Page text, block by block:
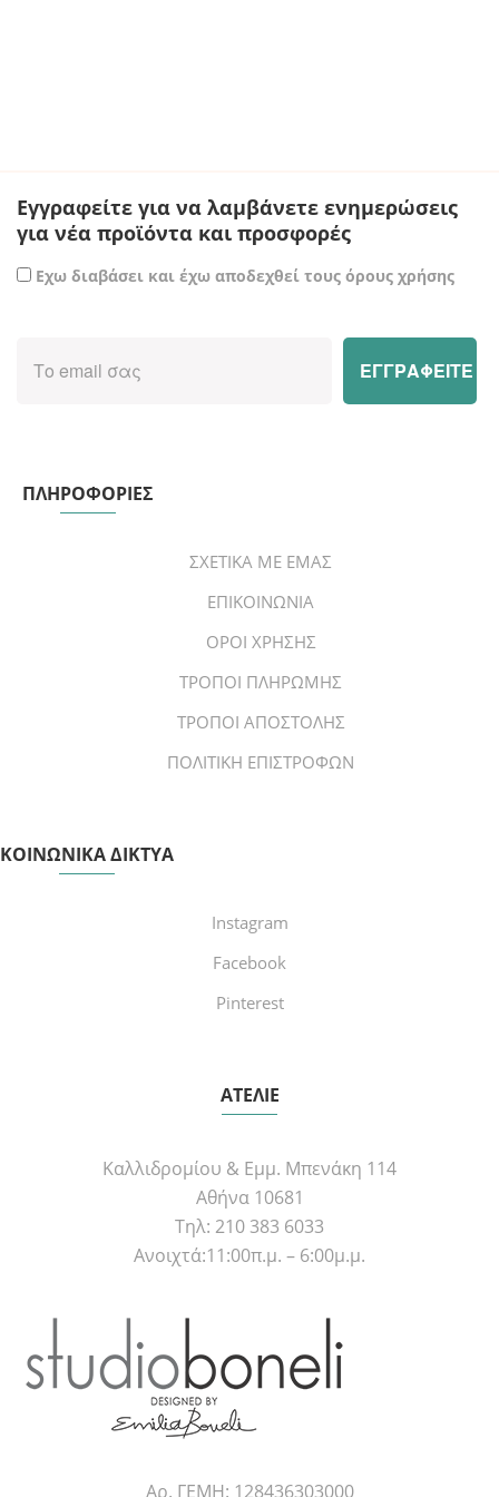
Εγγραφείτε για να λαμβάνετε ενημερώσεις
για νέα προϊόντα και προσφορές
Εχω διαβάσει και έχω αποδεχθεί τους όρους χρήσης
ΠΛΗΡΟΦΟΡΙΕΣ
ΣΧΕΤΙΚΑ ΜΕ ΕΜΑΣ
ΕΠΙΚΟΙΝΩΝΙΑ
ΟΡΟΙ ΧΡΗΣΗΣ
ΤΡΟΠΟΙ ΠΛΗΡΩΜΗΣ
ΤΡΟΠΟΙ ΑΠΟΣΤΟΛΗΣ
ΠΟΛΙΤΙΚΗ ΕΠΙΣΤΡΟΦΩΝ
ΚΟΙΝΩΝΙΚΑ ΔΙΚΤΥΑ
Instagram
Facebook
Pinterest
ΑΤΕΛΙΕ
Καλλιδρομίου & Εμμ. Μπενάκη 114
Αθήνα 10681
Τηλ: 210 383 6033
Ανοιχτά:11:00π.μ. – 6:00μ.μ.
Αρ. ΓΕΜΗ: 128436303000